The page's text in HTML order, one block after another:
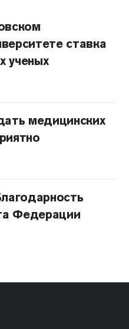
ставка
ученых
медицинских
Федерации